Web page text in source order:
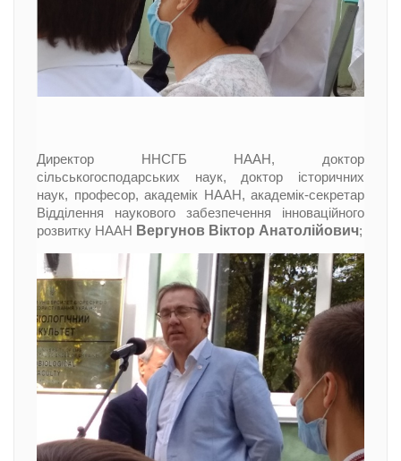
Директор ННСГБ НААН, доктор
сільськогосподарських наук, доктор історичних
наук, професор, академік НААН, академік-секретар
Відділення наукового забезпечення інноваційного
розвитку НААН Вергунов Віктор Анатолійович;